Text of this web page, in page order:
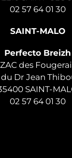
02 57 64 01 30
SAINT-MALO
Perfecto Breizh
ZAC des
du Dr Jean
SAINT-
02 57 64 01 30